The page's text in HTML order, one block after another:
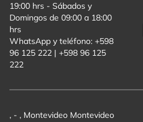
19:00 hrs - Sábados y
Domingos de 09:00 a 18:00
hrs
WhatsApp y teléfono: +598
96 125 222 | +598 96 125
222
, - , Montevideo Montevideo